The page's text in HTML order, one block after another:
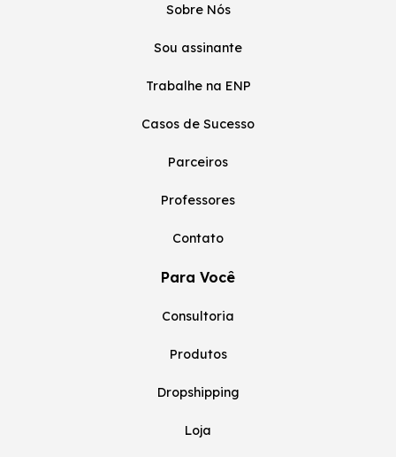
Sobre Nós
Sou assinante
Trabalhe na ENP
Casos de Sucesso
Parceiros
Professores
Contato
Para Você
Consultoria
Produtos
Dropshipping
Loja